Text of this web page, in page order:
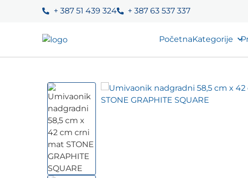
+ 387 51 439 324 + 387 63 537 337
PočetnaKategorije